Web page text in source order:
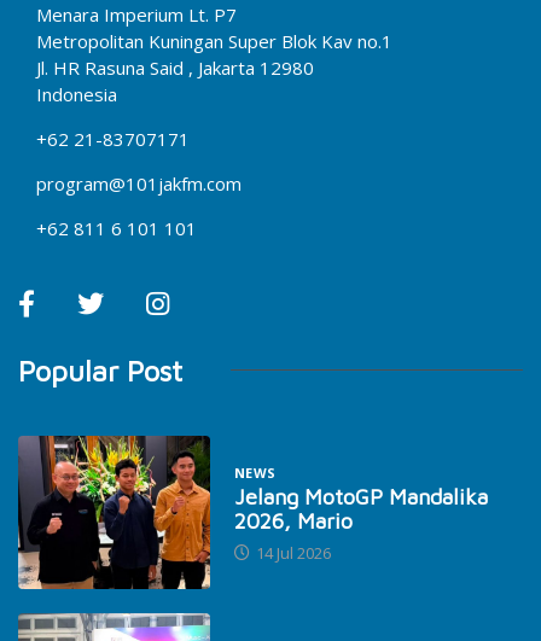
Menara Imperium Lt. P7
Metropolitan Kuningan Super Blok Kav no.1
Jl. HR Rasuna Said , Jakarta 12980
Indonesia
+62 21-83707171
program@101jakfm.com
+62 811 6 101 101
Popular Post
NEWS
Jelang MotoGP Mandalika
2026, Mario
14 Jul 2026